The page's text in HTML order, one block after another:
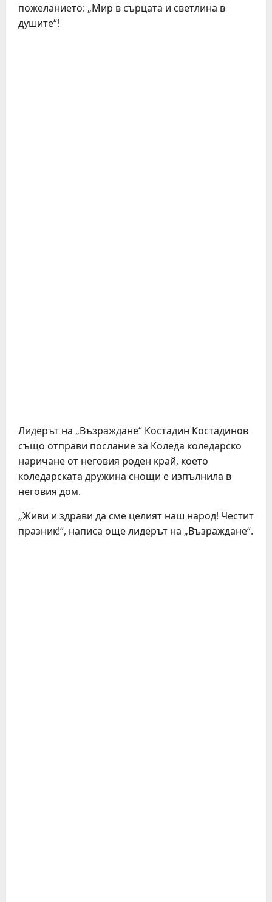
пожеланието: „Мир в сърцата и светлина в
душите“!
Лидерът на „Възраждане“ Костадин Костадинов
също отправи послание за Коледа коледарско
наричане от неговия роден край, което
коледарската дружина снощи е изпълнила в
неговия дом.
„Живи и здрави да сме целият наш народ! Честит
празник!“, написа още лидерът на „Възраждане“.